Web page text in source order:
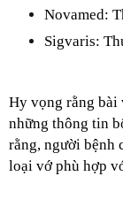
Novamed:
Sigvaris:
Hy vọng rằng bài
những thông tin
rằng, người bệnh
loại vớ phù hợp